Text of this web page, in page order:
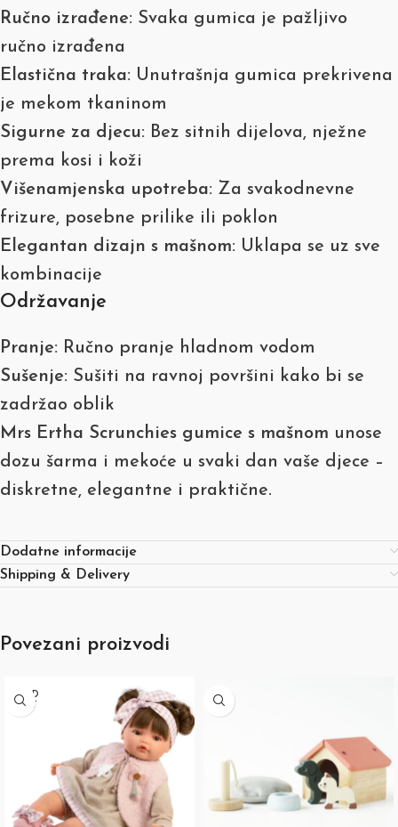
Ručno izrađene: Svaka gumica je pažljivo
ručno izrađena
Elastična traka: Unutrašnja gumica prekrivena
je mekom tkaninom
Sigurne za djecu: Bez sitnih dijelova, nježne
prema kosi i koži
Višenamjenska upotreba: Za svakodnevne
frizure, posebne prilike ili poklon
Elegantan dizajn s mašnom: Uklapa se uz sve
kombinacije
Održavanje
Pranje: Ručno pranje hladnom vodom
Sušenje: Sušiti na ravnoj površini kako bi se
zadržao oblik
Mrs Ertha Scrunchies gumice s mašnom unose
dozu šarma i mekoće u svaki dan vaše djece –
diskretne, elegantne i praktične.
Dodatne informacije
Shipping & Delivery
Povezani proizvodi
SOLD
OUT